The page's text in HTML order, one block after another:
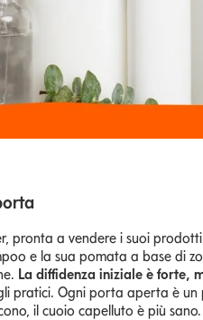
pronta a vendere i suoi
e la sua pomata a base di
La diffidenza iniziale è forte,
pratici. Ogni porta aperta è
il cuoio capelluto è più